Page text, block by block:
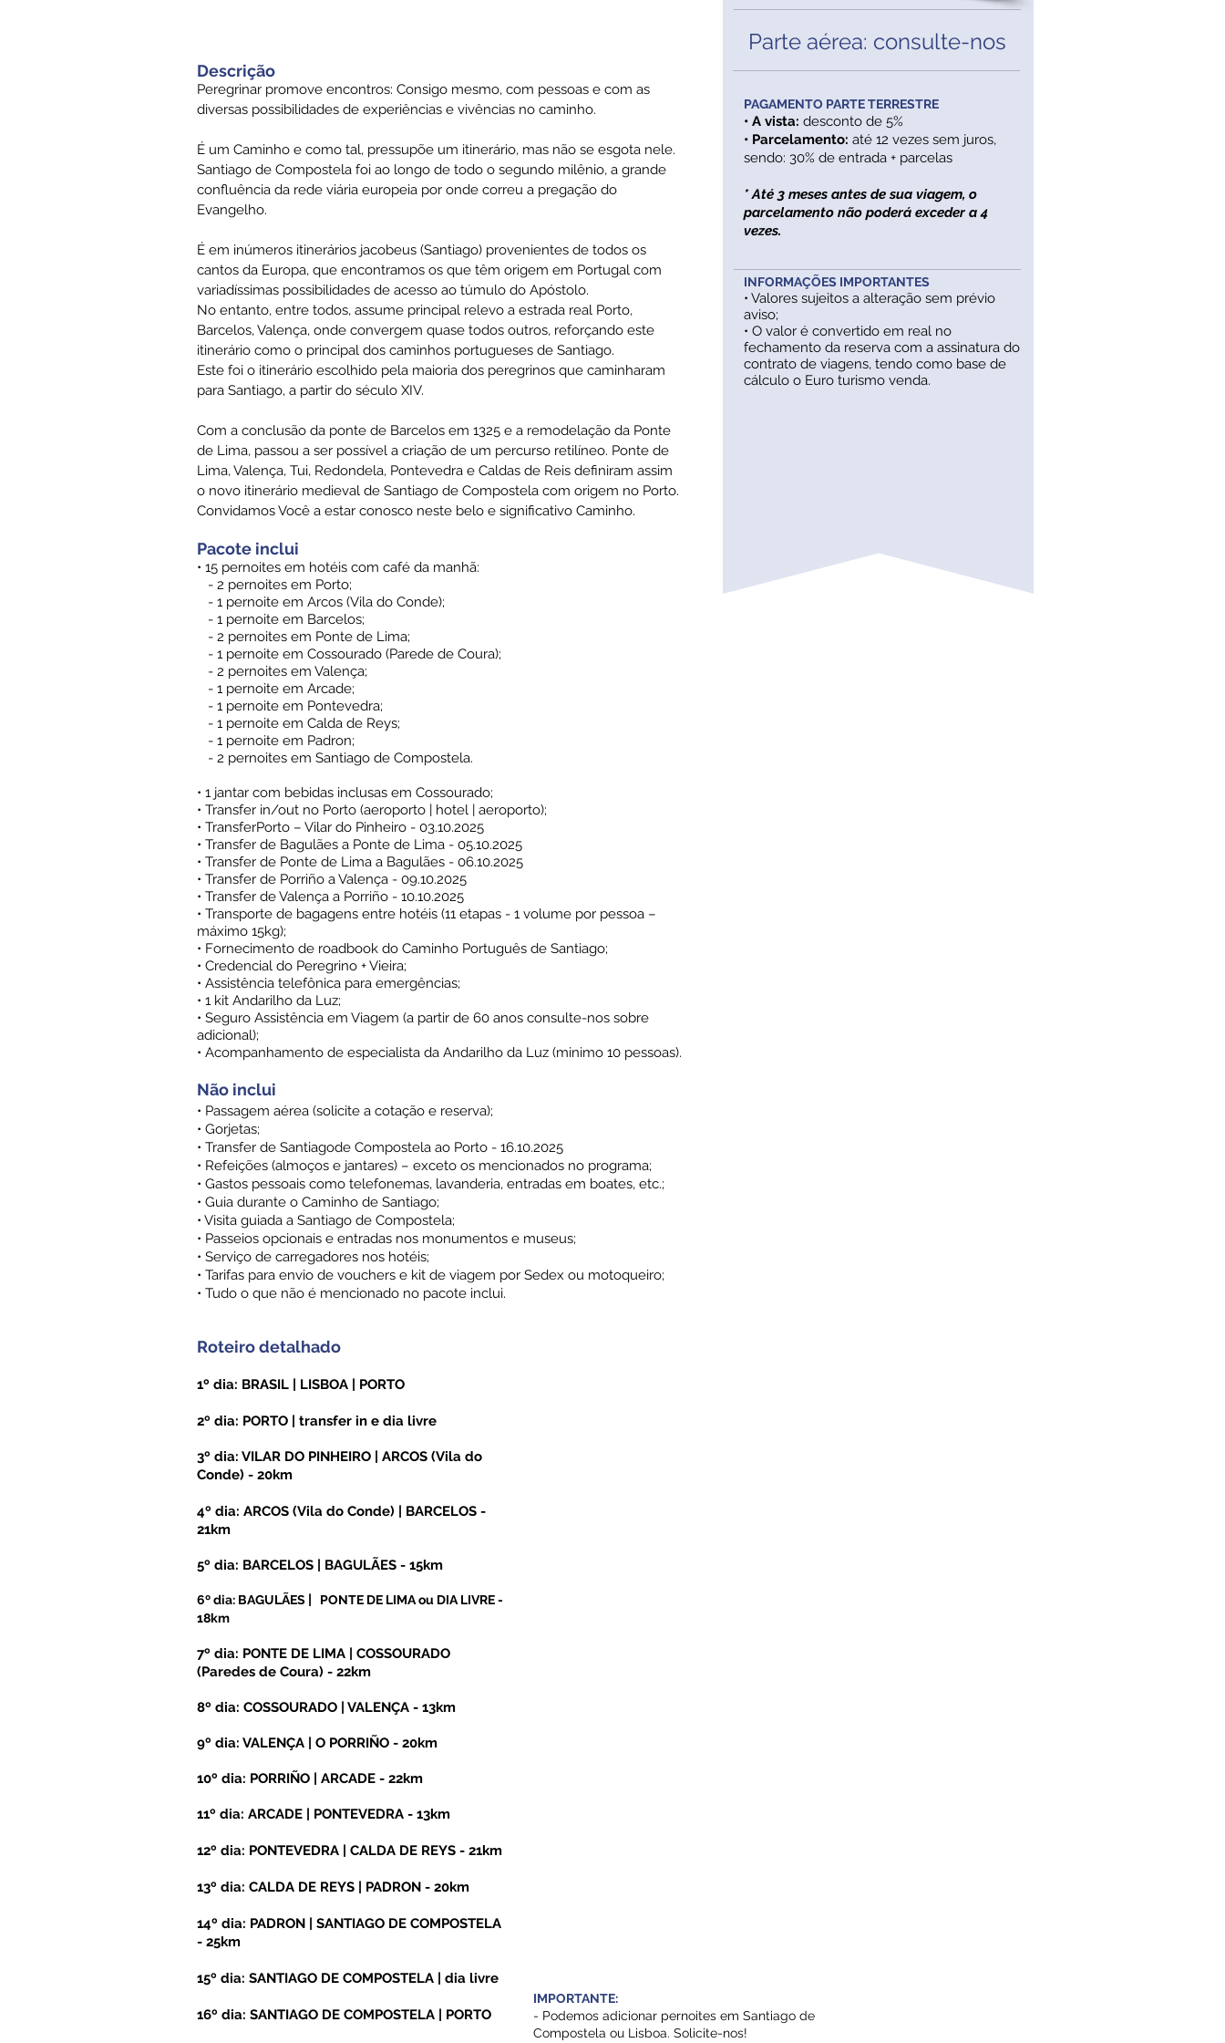
Descrição
Peregrinar promove encontros: Consigo mesmo, com pessoas e com as
diversas possibilidades de experiências e vivências no caminho.
É um Caminho e como tal, pressupõe um itinerário, mas não se esgota nele.
Santiago de Compostela foi ao longo de todo o segundo milênio, a grande
confluência da rede viária europeia por onde correu a pregação do
Evangelho.
É em inúmeros itinerários jacobeus (Santiago) provenientes de todos os
cantos da Europa, que encontramos os que têm origem em Portugal com
variadíssimas possibilidades de acesso ao túmulo do Apóstolo.
No entanto, entre todos, assume principal relevo a estrada real Porto,
Barcelos, Valença, onde convergem quase todos outros, reforçando este
itinerário como o principal dos caminhos portugueses de Santiago.
Este foi o itinerário escolhido pela maioria dos peregrinos que caminharam
para Santiago, a partir do século XIV.
Com a conclusão da ponte de Barcelos em 1325 e a remodelação da Ponte
de Lima, passou a ser possível a criação de um percurso retilíneo. Ponte de
Lima, Valença, Tui, Redondela, Pontevedra e Caldas de Reis definiram assim
o novo itinerário medieval de Santiago de Compostela com origem no Porto.
Convidamos Você a estar conosco neste belo e significativo Caminho.
Pacote inclui
• 15 pernoites em hotéis com café da manhã:
- 2 pernoites em Porto;
- 1 pernoite em Arcos (Vila do Conde);
- 1 pernoite em Barcelos;
- 2 pernoites em Ponte de Lima;
- 1 pernoite em Cossourado (Parede de Coura);
- 2 pernoites em Valença;
- 1 pernoite em Arcade;
- 1 pernoite em Pontevedra;
- 1 pernoite em Calda de Reys;
- 1 pernoite em Padron;
- 2 pernoites em Santiago de Compostela.
• 1 jantar com bebidas inclusas em Cossourado;
• Transfer in/out no Porto (aeroporto | hotel | aeroporto);
• TransferPorto – Vilar do Pinheiro - 03.10.2025
• Transfer de Bagulães a Ponte de Lima - 05.10.2025
• Transfer de Ponte de Lima a Bagulães - 06.10.2025
• Transfer de Porriño a Valença - 09.10.2025
• Transfer de Valença a Porriño - 10.10.2025
• Transporte de bagagens entre hotéis (11 etapas - 1 volume por pessoa –
máximo 15kg);
• Fornecimento de roadbook do Caminho Português de Santiago;
• Credencial do Peregrino + Vieira;
• Assistência telefônica para emergências;
• 1 kit Andarilho da Luz;
• Seguro Assistência em Viagem (a partir de 60 anos consulte-nos sobre
adicional);
• Acompanhamento de especialista da Andarilho da Luz (minimo 10 pessoas).
Não inclui
• Passagem aérea (solicite a cotação e reserva);
• Gorjetas;
• Transfer de Santiagode Compostela ao Porto - 16.10.2025
• Refeições (almoços e jantares) – exceto os mencionados no programa;
• Gastos pessoais como telefonemas, lavanderia, entradas em boates, etc.;
• Guia durante o Caminho de Santiago;
• Visita guiada a Santiago de Compostela;
• Passeios opcionais e entradas nos monumentos e museus;
• Serviço de carregadores nos hotéis;
• Tarifas para envio de vouchers e kit de viagem por Sedex ou motoqueiro;
• Tudo o que não é mencionado no pacote inclui.
PAGAMENTO PARTE TERRESTRE
• A vista: desconto de 5%
• Parcelamento: até 12 vezes sem juros,
sendo: 30% de entrada + parcelas
* Até 3 meses antes de sua viagem, o
parcelamento não poderá exceder a 4
vezes.
INFORMAÇÕES IMPORTANTES
• Valores sujeitos a alteração sem prévio
aviso;
• O valor é convertido em real no
fechamento da reserva com a assinatura do
contrato de viagens, tendo como base de
cálculo o Euro turismo venda.
Parte aérea: consulte-nos
Roteiro detalhado
1º dia: BRASIL | LISBOA | PORTO
2º dia: PORTO | transfer in e dia livre
3º dia: VILAR DO PINHEIRO | ARCOS (Vila do
Conde) - 20km
4º dia: ARCOS (Vila do Conde) | BARCELOS -
21km
5º dia: BARCELOS | BAGULÃES - 15km
6º dia: BAGULÃES | PONTE DE LIMAou DIA LIVRE -
18km
7º dia: PONTE DE LIMA | COSSOURADO
(Paredes de Coura) - 22km
8º dia: COSSOURADO | VALENÇA - 13km
9º dia: VALENÇA | O PORRIÑO - 20km
10º dia: PORRIÑO | ARCADE - 22km
11º dia: ARCADE | PONTEVEDRA - 13km
12º dia: PONTEVEDRA | CALDA DE REYS - 21km
13º dia: CALDA DE REYS | PADRON - 20km
14º dia: PADRON | SANTIAGO DE COMPOSTELA
- 25km
15º dia: SANTIAGO DE COMPOSTELA | dia livre
16º dia: SANTIAGO DE COMPOSTELA | PORTO
IMPORTANTE:
- Podemos adicionar pernoites em Santiago de
Compostela ou Lisboa. Solicite-nos!